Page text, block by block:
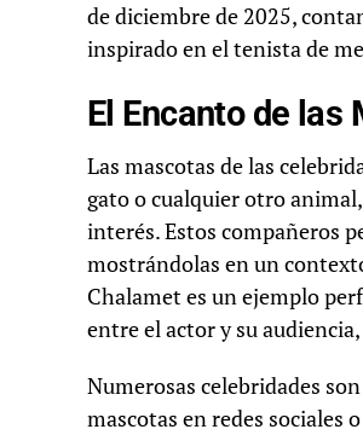
de diciembre de 2025,
inspirado en el tenista de
El Encanto de las
Las mascotas de las
gato o cualquier otro
interés. Estos compañeros
mostrándolas en un
Chalamet es un ejemplo
entre el actor y su
Numerosas celebridades
mascotas en redes sociales